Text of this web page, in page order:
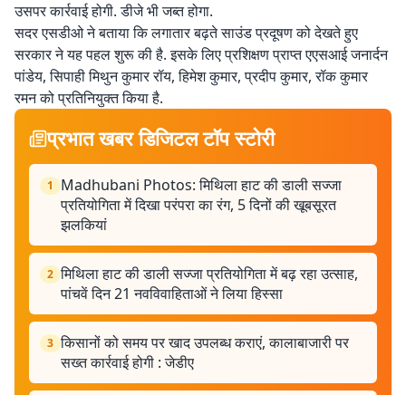
उसपर कार्रवाई होगी. डीजे भी जब्त होगा.
सदर एसडीओ ने बताया कि लगातार बढ़ते साउंड प्रदूषण को देखते हुए
सरकार ने यह पहल शुरू की है. इसके लिए प्रशिक्षण प्राप्त एएसआई जनार्दन
पांडेय, सिपाही मिथुन कुमार रॉय, हिमेश कुमार, प्रदीप कुमार, रॉक कुमार
रमन को प्रतिनियुक्त किया है.
प्रभात खबर डिजिटल टॉप स्टोरी
1
Madhubani Photos: मिथिला हाट की डाली सज्जा
प्रतियोगिता में दिखा परंपरा का रंग, 5 दिनों की खूबसूरत
झलकियां
2 मिथिला हाट की डाली सज्जा प्रतियोगिता में बढ़ रहा उत्साह,
पांचवें दिन 21 नवविवाहिताओं ने लिया हिस्सा
3 किसानों को समय पर खाद उपलब्ध कराएं, कालाबाजारी पर
सख्त कार्रवाई होगी : जेडीए